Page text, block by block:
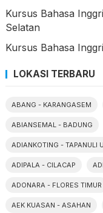
Kursus Bahasa
Selatan
Kursus Bahasa
LOKASI TERBARU
ABANG - KARANGASEM
ABIANSEMAL - BADUNG
ADIANKOTING - TAPANULI
ADIPALA - CILACAP
ADONARA - FLORES TIMUR
AEK KUASAN - ASAHAN